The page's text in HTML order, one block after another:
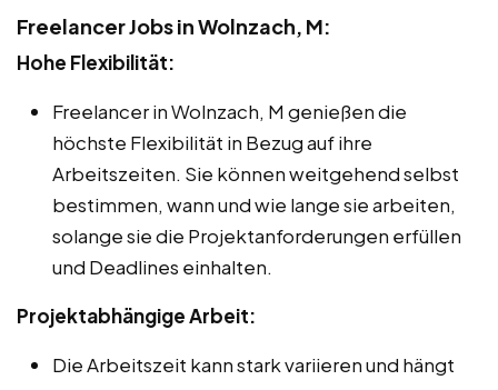
Freelancer Jobs in Wolnzach, M:
Hohe Flexibilität:
Freelancer in Wolnzach, M genießen die
höchste Flexibilität in Bezug auf ihre
Arbeitszeiten. Sie können weitgehend selbst
bestimmen, wann und wie lange sie arbeiten,
solange sie die Projektanforderungen erfüllen
und Deadlines einhalten.
Projektabhängige Arbeit:
Die Arbeitszeit kann stark variieren und hängt